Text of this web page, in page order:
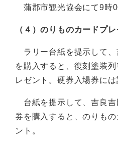
蒲郡市観光協会にて9時
（４）のりものカードプレ
ラリー台紙を提示して、
を購入すると、復刻塗装
レゼント。硬券入場券には
台紙を提示して、吉良吉
券を購入すると、のりも
ント。